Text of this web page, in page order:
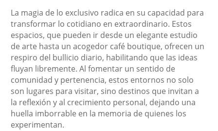
La magia de lo exclusivo radica en su capacidad para
transformar lo cotidiano en extraordinario. Estos
espacios, que pueden ir desde un elegante estudio
de arte hasta un acogedor café boutique, ofrecen un
respiro del bullicio diario, habilitando que las ideas
fluyan libremente. Al fomentar un sentido de
comunidad y pertenencia, estos entornos no solo
son lugares para visitar, sino destinos que invitan a
la reflexión y al crecimiento personal, dejando una
huella imborrable en la memoria de quienes los
experimentan.